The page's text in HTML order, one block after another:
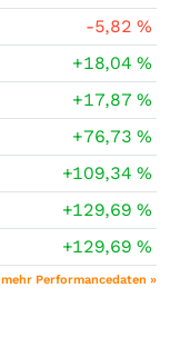
-5,82%
+18,04%
+17,87%
+76,73%
+109,34%
+129,69%
+129,69%
mehr Performancedaten »